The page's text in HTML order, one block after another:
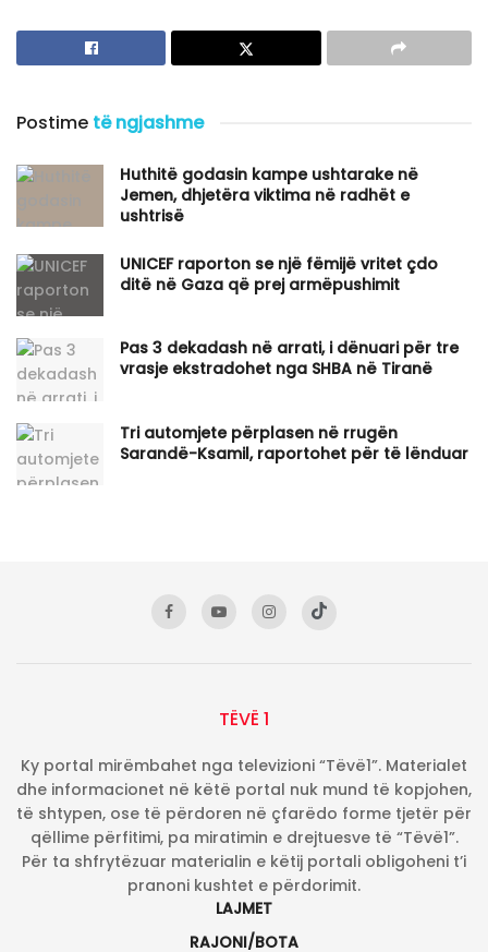
Postime të ngjashme
Huthitë godasin kampe ushtarake në
Jemen, dhjetëra viktima në radhët e
ushtrisë
UNICEF raporton se një fëmijë vritet çdo
ditë në Gaza që prej armëpushimit
Pas 3 dekadash në arrati, i dënuari për tre
vrasje ekstradohet nga SHBA në Tiranë
Tri automjete përplasen në rrugën
Sarandë-Ksamil, raportohet për të lënduar
TËVË 1
Ky portal mirëmbahet nga televizioni “Tëvë1”. Materialet
dhe informacionet në këtë portal nuk mund të kopjohen,
të shtypen, ose të përdoren në çfarëdo forme tjetër për
qëllime përfitimi, pa miratimin e drejtuesve të “Tëvë1”.
Për ta shfrytëzuar materialin e këtij portali obligoheni t’i
pranoni kushtet e përdorimit.
LAJMET
RAJONI/BOTA